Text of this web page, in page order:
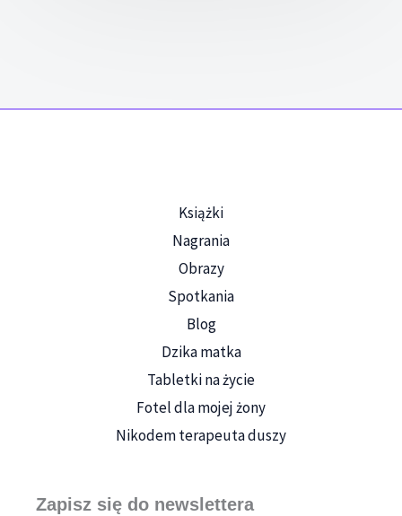
Książki
Nagrania
Obrazy
Spotkania
Blog
Dzika matka
Tabletki na życie
Fotel dla mojej żony
Nikodem terapeuta duszy
Zapisz się do newslettera